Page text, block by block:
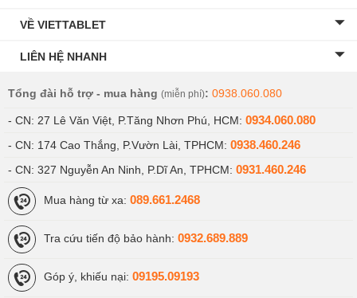
Công dụng vượt trội của Dreame D30 Ultra CE
ứng dụng di động. Mọi công đoạn từ hút bụi, lau nhà, giặt giẻ bằng
nước nóng, đổ rác cho đến sấy khô giẻ lau đều được hệ thống tự
động hóa toàn diện mà không cần sự góp sức của bạn.
Lực hút Vormax 25.000Pa quét sạch mọi loại bụi mịn, mảnh vụn
bám sâu trong kẽ sàn. Công nghệ giặt giẻ nước nóng AceClean
loại bỏ hoàn toàn vi khuẩn, dầu mỡ, đảm bảo giẻ luôn sạch sẽ, bảo
vệ an toàn sức khỏe cho cả gia đình.
Robot sở hữu khả năng nhận diện thảm thông minh, tự động nâng
VỀ VIETTABLET
LIÊN HỆ NHANH
Tổng đài hỗ trợ - mua hàng (miễn phí): 0938.060.080
- CN: 27 Lê Văn Việt, P.Tăng Nhơn Phú, HCM: 0934.060.080
- CN: 174 Cao Thắng, P.Vườn Lài, TPHCM: 0938.460.246
- CN: 327 Nguyễn An Ninh, P.Dĩ An, TPHCM: 0931.460.246
Mua hàng từ xa: 089.661.2468
Tra cứu tiến độ bảo hành: 0932.689.889
Góp ý, khiếu nại: 09195.09193